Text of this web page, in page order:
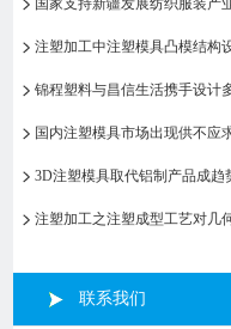
国家支持新疆发展纺织服装产
注塑加工中注塑模具凸模结构
锦程塑料与昌信生活携手设计
国内注塑模具市场出现供不应
3D注塑模具取代铝制产品成趋
注塑加工之注塑成型工艺对几
联系我们